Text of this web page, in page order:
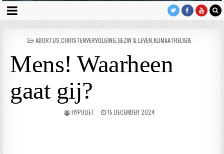
GEPLAATST
ABORTUS CHRISTENVERVOLGING GEZIN & LEVEN KLIMAATRELIGIE
Mens! Waarheen
gaat gij?
HYPOLIET 15 DECEMBER 2024